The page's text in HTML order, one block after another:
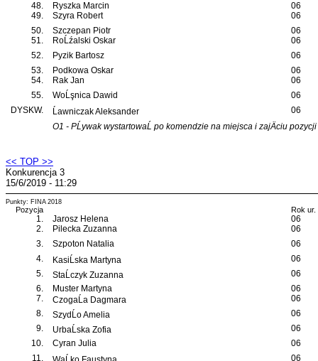
48.
Ryszka Marcin
06
49.
Szyra Robert
06
50.
Szczepan Piotr
06
51.
RoĹźalski Oskar
06
52.
Pyzik Bartosz
06
53.
Podkowa Oskar
06
54.
Rak Jan
06
55.
WoĹşnica Dawid
06
DYSKW.
Ĺawniczak Aleksander
06
O1 - PĹywak wystartowaĹ po komendzie na miejsca i zajÄciu
<< TOP >>
Konkurencja 3
15/6/2019 - 11:29
Punkty: FINA 2018
Pozycja Rok ur.
1. Jarosz Helena
06
2.
Pilecka Zuzanna
06
3.
Szpoton Natalia
06
4.
KasiĹska Martyna
06
5.
StaĹczyk Zuzanna
06
6.
Muster Martyna
06
7.
CzogaĹa Dagmara
06
8.
SzydĹo Amelia
06
9.
UrbaĹska Zofia
06
10.
Cyran Julia
06
11.
06